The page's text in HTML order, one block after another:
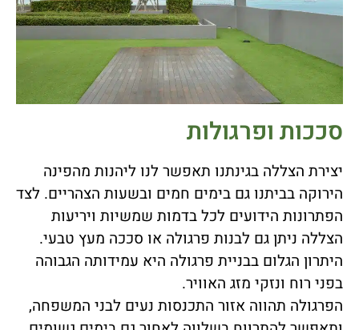
סככות ופרגולות
יצירת הצללה בגינתנו תאפשר לנו ליהנות מהפינה
הירוקה בביתנו גם בימים חמים ובשעות הצהריים. לצד
הפתרונות הידועים לכל בדמות שמשיות ויריעות
הצללה ניתן גם לבנות פרגולה או סככה מעץ טבעי.
היתרון הגלום בבניית פרגולה היא עמידותה הגבוהה
בפני רוח ונזקי מזג האוויר.
הפרגולה תהווה אזור התכנסות נעים לבני המשפחה,